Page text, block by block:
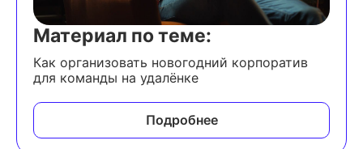
Материал по теме:
Как организовать новогодний корпоратив
для команды на удалёнке
Подробнее